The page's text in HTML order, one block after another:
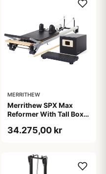
MERRITHEW
Merrithew SPX Max
Reformer With Tall Box
sort/sølv, 252,7x66 cm
34.275,00 kr